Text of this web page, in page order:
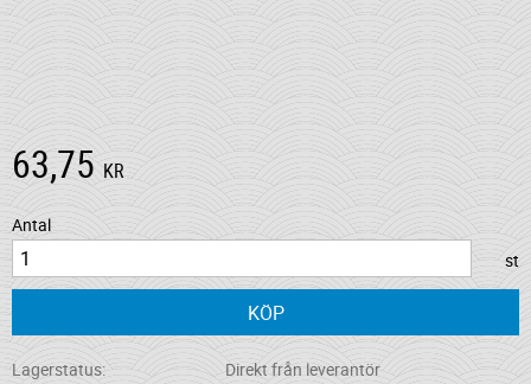
63,75 KR
Antal
st
KÖP
Lagerstatus
Direkt från leverantör